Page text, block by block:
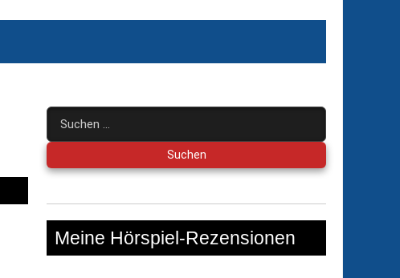
Suchen
nach:
Meine Hörspiel-Rezensionen